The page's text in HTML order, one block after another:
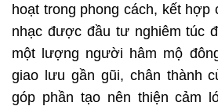
hoạt trong phong cách, kết hợp
nhạc được đầu tư nghiêm túc
một lượng người hâm mộ
giao lưu gần gũi, chân thành
góp phần tạo nên thiện cảm